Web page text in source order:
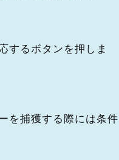
するボタンを押しま
を捕獲する際には条件